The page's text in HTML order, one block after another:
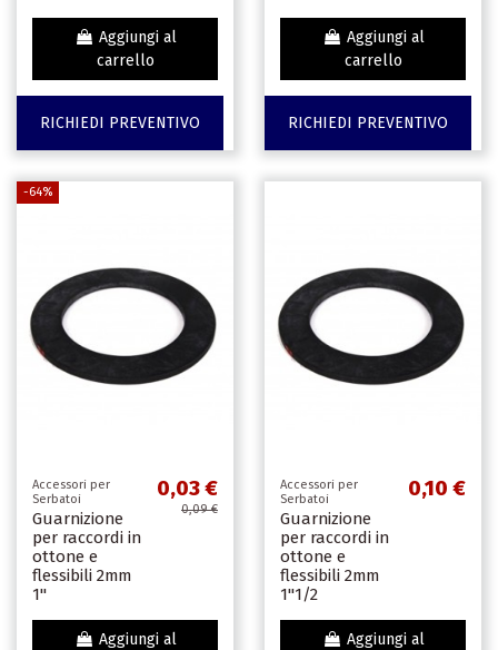
Aggiungi al
carrello
RICHIEDI PREVENTIVO
Aggiungi al
carrello
RICHIEDI PREVENTIVO
-64%
Accessori per
Serbatoi
Guarnizione
per raccordi in
ottone e
flessibili 2mm
1"
0,03 €
0,09 €
Aggiungi al
Accessori per
Serbatoi
Guarnizione
per raccordi in
ottone e
flessibili 2mm
1"1/2
0,10 €
Aggiungi al